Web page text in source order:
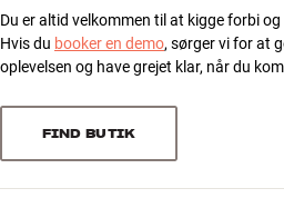
TILBUD
Kundeservice
Log ind
Kundeservice
Du er altid velkommen til at kigge forbi
Hvis du booker en demo, sørger vi for at
oplevelsen og have grejet klar, når du
FIND BUTIK